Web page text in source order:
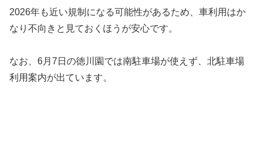
2026年も近い規制になる可能性があるため、車利用はか
なり不向きと見ておくほうが安心です。
なお、6月7日の徳川園では南駐車場が使えず、北駐車場
利用案内が出ています。